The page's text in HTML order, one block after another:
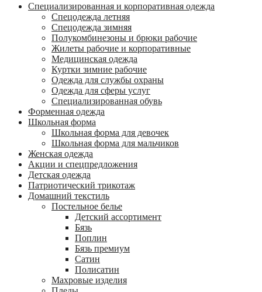
Специализированная и корпоративная одежда
Спецодежда летняя
Спецодежда зимняя
Полукомбинезоны и брюки рабочие
Жилеты рабочие и корпоративные
Медицинская одежда
Куртки зимние рабочие
Одежда для службы охраны
Одежда для сферы услуг
Специализированная обувь
Форменная одежда
Школьная форма
Школьная форма для девочек
Школьная форма для мальчиков
Женская одежда
Акции и спецпредложения
Детская одежда
Патриотический трикотаж
Домашний текстиль
Постельное белье
Детский ассортимент
Бязь
Поплин
Бязь премиум
Сатин
Полисатин
Махровые изделия